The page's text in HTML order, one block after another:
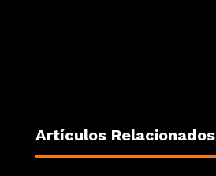
Artículos Relacionados